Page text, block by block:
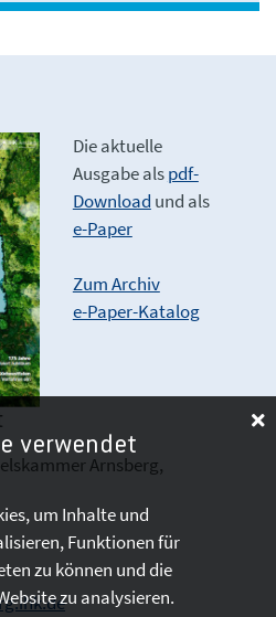
Die aktuelle
Ausgabe alspdf-
Download und als
e-Paper
Zum Archiv
e-Paper-Katalog
Arnsberg,
verwendet
um Inhalte und
Funktionen für
zu können und die
zu analysieren.